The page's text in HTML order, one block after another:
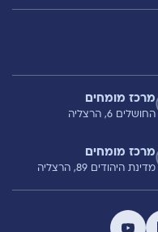
מרכז מומחים
החושלים 6, הרצליה
מרכז מומחים
מדינת היהודים 89, הרצליה